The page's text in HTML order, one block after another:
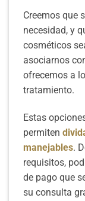
Creemos que
necesidad, y
cosméticos
asociarnos
ofrecemos a
tratamiento.
Estas
permiten
manejables.
requisitos,
de pago que
su consulta